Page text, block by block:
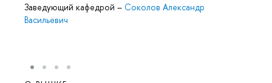
Заведующий кафедрой – Соколов Александр
Васильевич